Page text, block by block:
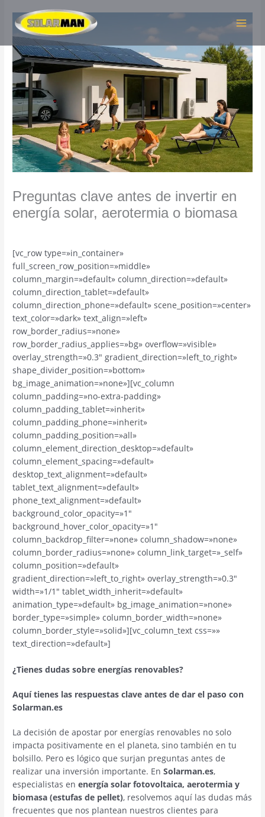
contenido
Preguntas clave antes de invertir en
energía solar, aerotermia o biomasa
[vc_row type=»in_container»
full_screen_row_position=»middle»
column_margin=»default» column_direction=»default»
column_direction_tablet=»default»
column_direction_phone=»default» scene_position=»center»
text_color=»dark» text_align=»left»
row_border_radius=»none»
row_border_radius_applies=»bg» overflow=»visible»
overlay_strength=»0.3″ gradient_direction=»left_to_right»
shape_divider_position=»bottom»
bg_image_animation=»none»][vc_column
column_padding=»no-extra-padding»
column_padding_tablet=»inherit»
column_padding_phone=»inherit»
column_padding_position=»all»
column_element_direction_desktop=»default»
column_element_spacing=»default»
desktop_text_alignment=»default»
tablet_text_alignment=»default»
phone_text_alignment=»default»
background_color_opacity=»1″
background_hover_color_opacity=»1″
column_backdrop_filter=»none» column_shadow=»none»
column_border_radius=»none» column_link_target=»_self»
column_position=»default»
gradient_direction=»left_to_right» overlay_strength=»0.3″
width=»1/1″ tablet_width_inherit=»default»
animation_type=»default» bg_image_animation=»none»
border_type=»simple» column_border_width=»none»
column_border_style=»solid»][vc_column_text css=»»
text_direction=»default»]
¿Tienes dudas sobre energías renovables?
Aquí tienes las respuestas clave antes de dar el paso con
Solarman.es
La decisión de apostar por energías renovables no solo
impacta positivamente en el planeta, sino también en tu
bolsillo. Pero es lógico que surjan preguntas antes de
realizar una inversión importante. EnSolarman.es,
especialistas enenergía solar fotovoltaica, aerotermia y
biomasa (estufas de pellet), resolvemos aquí las dudas más
frecuentes que nos plantean nuestros clientes para